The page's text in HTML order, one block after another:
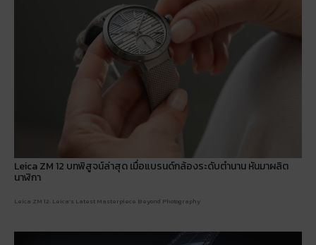
Leica ZM 12 บทพิสูจน์ล่าสุด เมื่อแบรนด์กล้องระดับตำนาน หันมาผลิต
นาฬิกา
Leica ZM 12: Leica’s Latest Masterpiece Beyond Photography